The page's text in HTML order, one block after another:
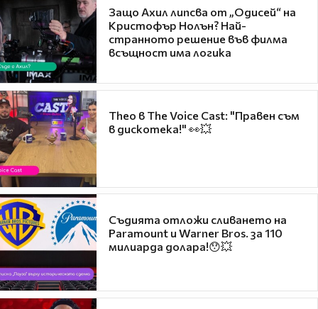
Защо Ахил липсва от „Одисей“ на
Кристофър Нолън? Най-
странното решение във филма
всъщност има логика
Theo в The Voice Cast: "Правен съм
в дискотека!" 👀💥
Съдията отложи сливането на
Paramount и Warner Bros. за 110
милиарда долара!😯💥